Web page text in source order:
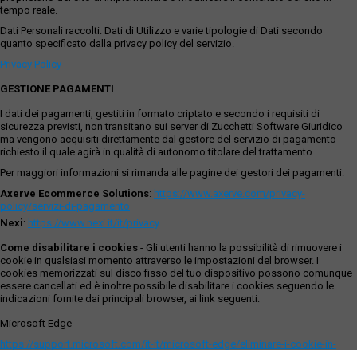
tempo reale.
Dati Personali raccolti: Dati di Utilizzo e varie tipologie di Dati secondo
quanto specificato dalla privacy policy del servizio.
Privacy Policy
GESTIONE PAGAMENTI
I dati dei pagamenti, gestiti in formato criptato e secondo i requisiti di
sicurezza previsti, non transitano sui server di Zucchetti Software Giuridico
ma vengono acquisiti direttamente dal gestore del servizio di pagamento
richiesto il quale agirà in qualità di autonomo titolare del trattamento.
Per maggiori informazioni si rimanda alle pagine dei gestori dei pagamenti:
Axerve Ecommerce Solutions: https://www.axerve.com/privacy-
policy/servizi-di-pagamento
Nexi: https://www.nexi.it/it/privacy
Come disabilitare i cookies - Gli utenti hanno la possibilità di rimuovere i
cookie in qualsiasi momento attraverso le impostazioni del browser. I
cookies memorizzati sul disco fisso del tuo dispositivo possono comunque
essere cancellati ed è inoltre possibile disabilitare i cookies seguendo le
indicazioni fornite dai principali browser, ai link seguenti:
Microsoft Edge
https://support.microsoft.com/it-it/microsoft-edge/eliminare-i-cookie-in-